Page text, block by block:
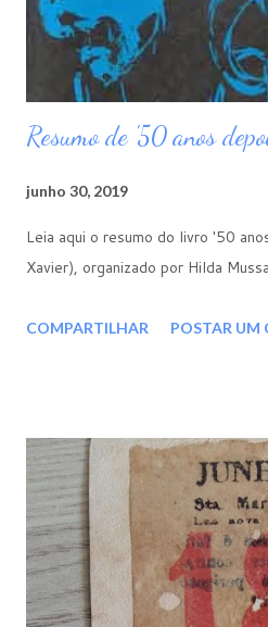
Resumo de '50 anos
junho 30, 2019
Leia aqui o resumo do livro '50
Xavier), organizado por Hilda
COMPARTILHAR POSTAR UM